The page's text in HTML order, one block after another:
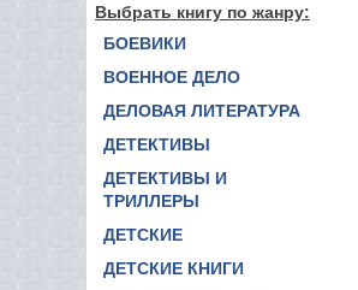
Выбрать книгу по жанру:
БОЕВИКИ
ВОЕННОЕ ДЕЛО
ДЕЛОВАЯ ЛИТЕРАТУРА
ДЕТЕКТИВЫ
ДЕТЕКТИВЫ И
ТРИЛЛЕРЫ
ДЕТСКИЕ
ДЕТСКИЕ КНИГИ